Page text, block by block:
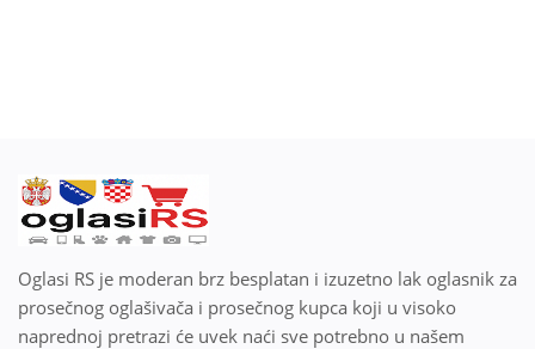
Oglasi RS je moderan brz besplatan i izuzetno lak oglasnik za
prosečnog oglašivača i prosečnog kupca koji u visoko
naprednoj pretrazi će uvek naći sve potrebno u našem